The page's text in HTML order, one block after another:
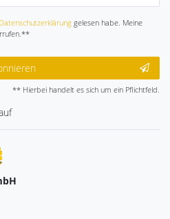
Daten­schutz­erklärunggelesen habe. Meine
** Hierbei handelt es sich um ein Pflichtfeld.